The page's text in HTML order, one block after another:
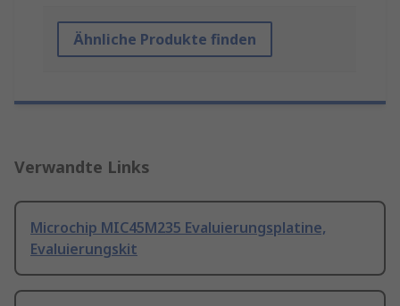
Ähnliche Produkte finden
Verwandte Links
Microchip MIC45M235 Evaluierungsplatine,
Evaluierungskit